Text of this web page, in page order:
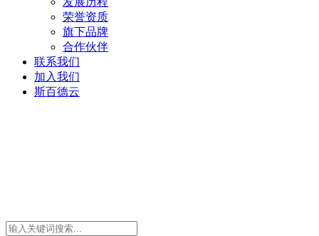
荣誉资质
旗下品牌
合作伙伴
联系我们
加入我们
斯百德云